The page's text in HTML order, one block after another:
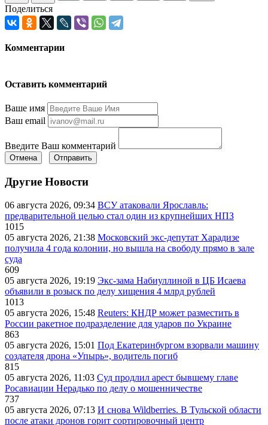
Поделиться
Комментарии
Оставить комментарий
Ваше имя
Ваш email
Введите Ваш комментарий
Отмена Отправить
Другие Новости
06 августа 2026, 09:34 ВСУ атаковали Ярославль:
предварительной целью стал один из крупнейших НПЗ
1015
05 августа 2026, 21:38 Московский экс-депутат Харадизе
получила 4 года колонии, но вышла на свободу прямо в зале
суда
609
05 августа 2026, 19:19 Экс-зама Набиуллиной в ЦБ Исаева
объявили в розыск по делу хищения 4 млрд рублей
1013
05 августа 2026, 15:48 Reuters: КНДР может разместить в
России ракетное подразделение для ударов по Украине
863
05 августа 2026, 15:01 Под Екатеринбургом взорвали машину
создателя дрона «Упырь», водитель погиб
815
05 августа 2026, 11:03 Суд продлил арест бывшему главе
Росавиации Нерадько по делу о мошенничестве
737
05 августа 2026, 07:13 И снова Wildberries. В Тульской области
после атаки дронов горит сортировочный центр